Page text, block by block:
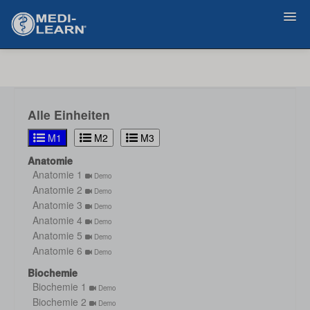
Alle Einheiten
M1 M2
M3
Anatomie
Anatomie 1
Demo
Anatomie 2 Demo
Anatomie 3 Demo
Anatomie 4 Demo
Anatomie 5 Demo
Anatomie 6 Demo
Biochemie
Biochemie 1
Demo
Biochemie 2 Demo